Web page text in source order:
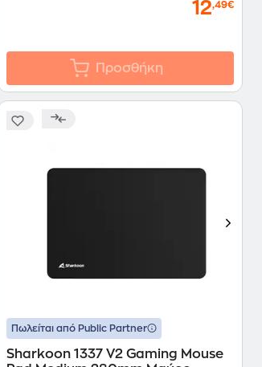
12,49€
Προσθήκη
Πωλείται από Public Partner
Sharkoon 1337 V2 Gaming Mouse